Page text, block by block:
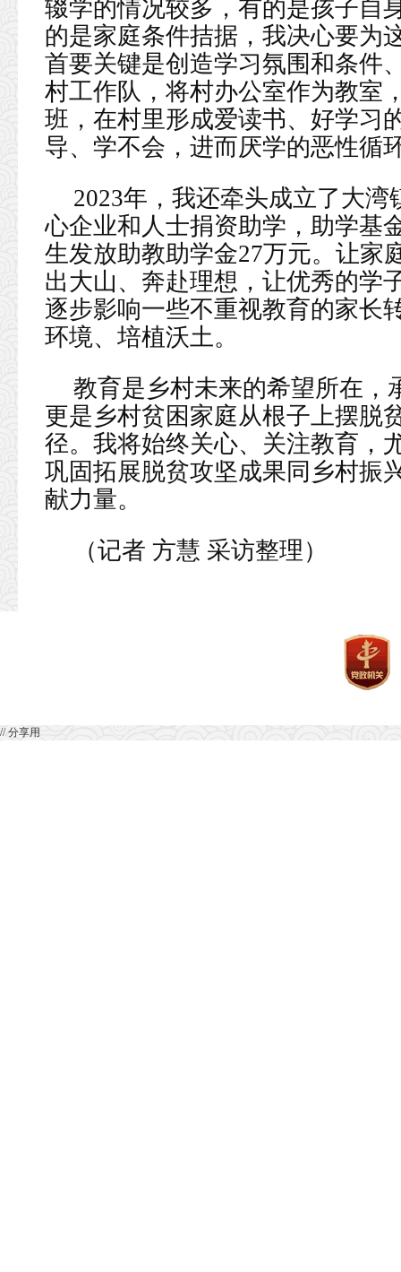
辍学的情况较多，有的是孩子自
的是家庭条件拮据，我决心要为
首要关键是创造学习氛围和条件
村工作队，将村办公室作为教室
班，在村里形成爱读书、好学习
导、学不会，进而厌学的恶性循
2023年，我还牵头成立了大
心企业和人士捐资助学，助学基
生发放助教助学金27万元。让家
出大山、奔赴理想，让优秀的学
逐步影响一些不重视教育的家长
环境、培植沃土。
教育是乡村未来的希望所在，
更是乡村贫困家庭从根子上摆脱
径。我将始终关心、关注教育，
巩固拓展脱贫攻坚成果同乡村振
献力量。
（记者 方慧 采访整理）
// 分享用